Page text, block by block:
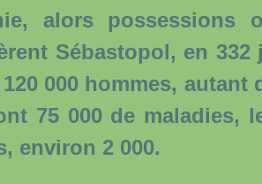
alors possessions
Sébastopol, en
000 hommes, autant
75 000 de maladies,
environ 2 000.